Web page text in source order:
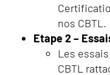
nos CBTL.
Etape 2 –
Les
CBTL